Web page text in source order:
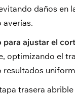
daños en
para ajustar el
optimizando el
trasera